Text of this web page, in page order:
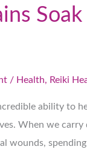
/ Health, Reiki
ability to
When we carry
wounds,